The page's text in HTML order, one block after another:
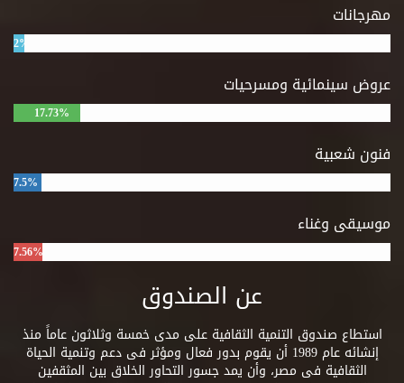
مهرجانات
2%
عروض سينمائية ومسرحيات
17.73%
فنون شعبية
7.5%
موسيقى وغناء
7.56%
عن الصندوق
استطاع صندوق التنمية الثقافية على مدى خمسة وثلاثون عاماً منذ
إنشائه عام 1989 أن يقوم بدور فعال ومؤثر فى دعم وتنمية الحياة
الثقافية فى مصر، وأن يمد جسور التحاور الخلاق بين المثقفين